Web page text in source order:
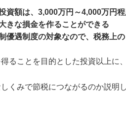
資額は、3,000万円～4,000万円
きな損金を作ることができる
優遇制度の対象なので、税務上
ることを目的とした投資以上に
くみで節税につながるのか説明し